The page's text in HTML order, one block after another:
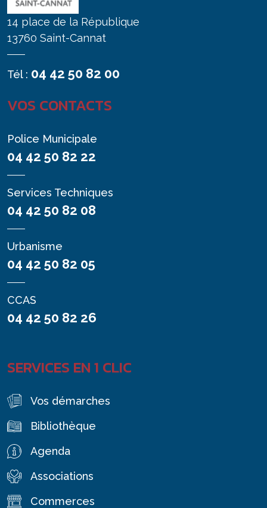
14 place de la République
13760 Saint-Cannat
Tél : 04 42 50 82 00
VOS CONTACTS
Police Municipale
04 42 50 82 22
Services Techniques
04 42 50 82 08
Urbanisme
04 42 50 82 05
CCAS
04 42 50 82 26
SERVICES EN 1 CLIC
Vos démarches
Bibliothèque
Agenda
Associations
Commerces